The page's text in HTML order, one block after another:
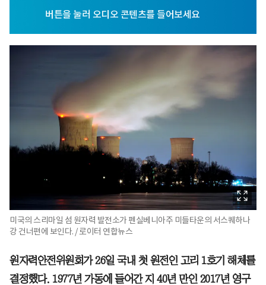
미국의 스리마일 섬 원자력 발전소가 펜실베니아주 미들타운의 서스퀘하나
강 건너편에 보인다. / 로이터 연합뉴스
원자력안전위원회가 26일 국내 첫 원전인 고리 1호기 해체를
결정했다. 1977년 가동에 들어간 지 40년 만인 2017년 영구